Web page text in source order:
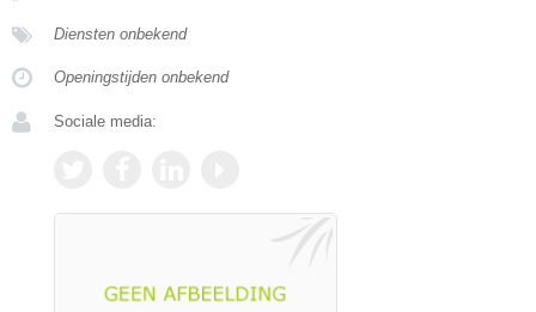
Diensten onbekend
Openingstijden onbekend
Sociale media: